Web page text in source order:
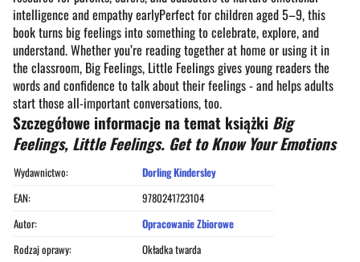
intelligence and empathy earlyPerfect for children aged 5–9, this
book turns big feelings into something to celebrate, explore, and
understand. Whether you’re reading together at home or using it in
the classroom, Big Feelings, Little Feelings gives young readers the
words and confidence to talk about their feelings - and helps adults
start those all-important conversations, too.
Szczegółowe informacje na temat książki Big
Feelings, Little Feelings. Get to Know Your Emotions
Wydawnictwo:
Dorling Kindersley
EAN:
9780241723104
Autor:
Opracowanie Zbiorowe
Rodzaj oprawy:
Okładka twarda